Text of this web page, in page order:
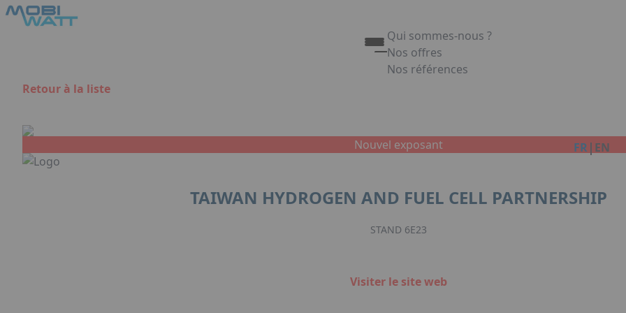
Aller au contenu principal
Qui sommes-nous ?
Nos offres
Nos références
FR | EN
Retour à la liste
Nouvel exposant
TAIWAN HYDROGEN AND FUEL CELL PARTNERSHIP
STAND 6E23
Visiter le site web
Panneau de gestion des cookies